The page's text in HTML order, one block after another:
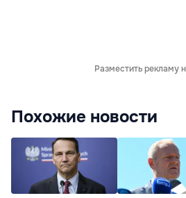
Разместить рекламу
Похожие новости